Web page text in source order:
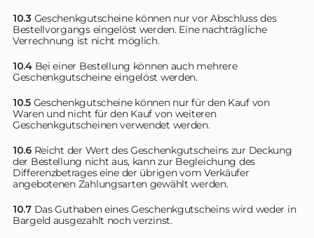
10.3 Geschenkgutscheine können nur vor Abschluss des
Bestellvorgangs eingelöst werden. Eine nachträgliche
Verrechnung ist nicht möglich.
10.4Bei einer Bestellung können auch mehrere
Geschenkgutscheine eingelöst werden.
10.5Geschenkgutscheine können nur für den Kauf von
Waren und nicht für den Kauf von weiteren
Geschenkgutscheinen verwendet werden.
10.6Reicht der Wert des Geschenkgutscheins zur Deckung
der Bestellung nicht aus, kann zur Begleichung des
Differenzbetrages eine der übrigen vom Verkäufer
angebotenen Zahlungsarten gewählt werden.
10.7Das Guthaben eines Geschenkgutscheins wird weder in
Bargeld ausgezahlt noch verzinst.